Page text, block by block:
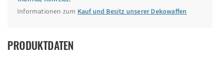
Informationen zum Kauf und Besitz unserer Dekowaffen
PRODUKTDATEN